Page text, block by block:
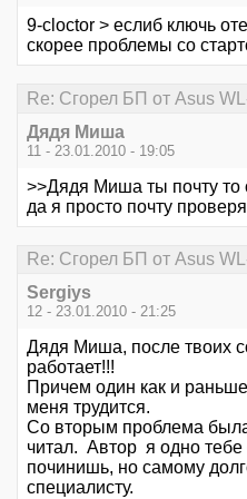
9-cloctor > еслиб ключь
скорее проблемы со
Re: Сгорел БП от Asus
Дядя Миша
11 - 23.01.2010 - 19:05
>>Дядя Миша ты почту то
да я просто почту
Re: Сгорел БП от Asus
Sergiys
12 - 23.01.2010 - 21:25
Дядя Миша, после твоих
работает!!!
Причем один как и
меня трудится.
Со вторым проблема
читал. Автор я одно
починишь, но самому
специалисту.